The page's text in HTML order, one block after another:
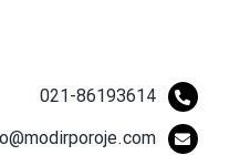
021-86193614
info@modirporoje.com